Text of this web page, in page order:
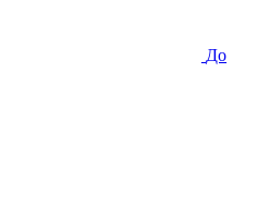
До